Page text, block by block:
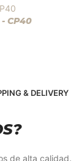
CP40
& DELIVERY
de alta calidad.